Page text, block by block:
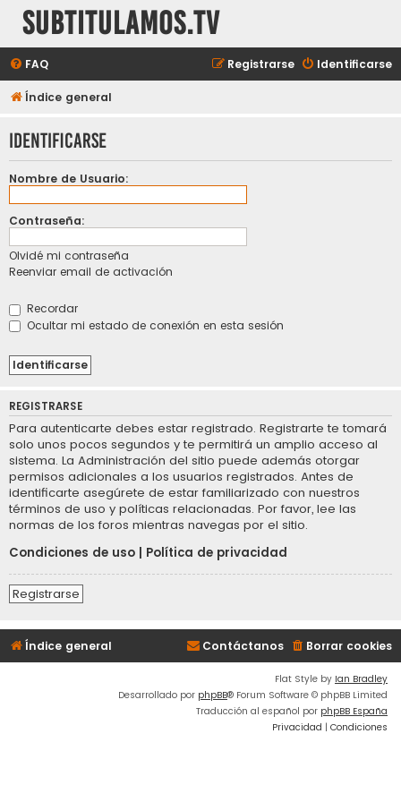
subtitulamos.tv
FAQ Identificarse
Registrarse
Índice general
Identificarse
Nombre de Usuario:
Contraseña:
Olvidé mi contraseña
Reenviar email de activación
Recordar
Ocultar mi estado de conexión en esta sesión
REGISTRARSE
Para autenticarte debes estar registrado. Registrarte te tomará
solo unos pocos segundos y te permitirá un amplio acceso al
sistema. La Administración del sitio puede además otorgar
permisos adicionales a los usuarios registrados. Antes de
identificarte asegúrete de estar familiarizado con nuestros
términos de uso y políticas relacionadas. Por favor, lee las
normas de los foros mientras navegas por el sitio.
Condiciones de uso
Política de privacidad
Registrarse
Índice general Borrar cookies
Contáctanos
Flat Style by Ian Bradley
Desarrollado por phpBB® Forum Software © phpBB Limited
Traducción al español por phpBB España
Privacidad | Condiciones